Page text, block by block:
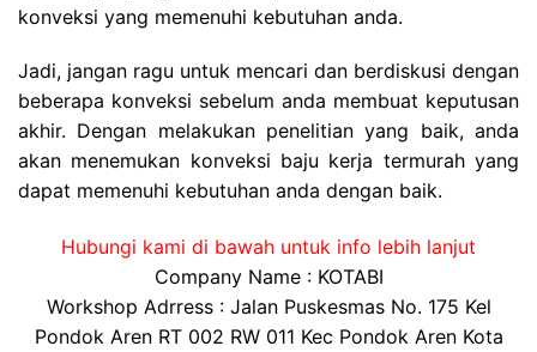
konveksi yang memenuhi kebutuhan anda.
Jadi, jangan ragu untuk mencari dan berdiskusi dengan
beberapa konveksi sebelum anda membuat keputusan
akhir. Dengan melakukan penelitian yang baik, anda
akan menemukan konveksi baju kerja termurah yang
dapat memenuhi kebutuhan anda dengan baik.
Hubungi kami di bawah untuk info lebih lanjut
Company Name : KOTABI
Workshop Adrress : Jalan Puskesmas No. 175 Kel
Pondok Aren RT 002 RW 011 Kec Pondok Aren Kota